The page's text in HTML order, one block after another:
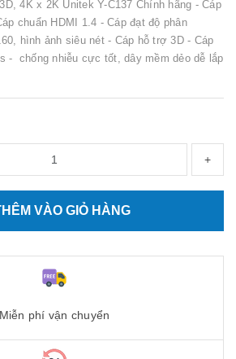
4K x 2K Unitek Y-C137 Chính hãng - Cáp
chuẩn HDMI 1.4 - Cáp đạt độ phân
hình ảnh siêu nét - Cáp hỗ trợ 3D - Cáp
- chống nhiễu cực tốt, dây mềm dẻo dễ lắp
+
VÀO GIỎ HÀNG
Miễn phí vận chuyển